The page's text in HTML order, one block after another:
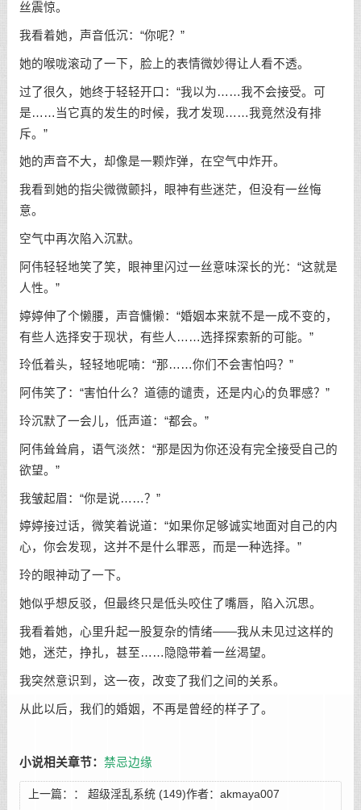
丝震惊。
我看着她，声音低沉：“你呢？”
她的喉咙滚动了一下，脸上的表情微妙得让人看不透。
过了很久，她终于轻轻开口：“我以为……我不会接受。可
是……当它真的发生的时候，我才发现……我竟然没有排
斥。”
她的声音不大，却像是一颗炸弹，在空气中炸开。
我看到她的指尖微微颤抖，眼神有些迷茫，但没有一丝悔
意。
空气中再次陷入沉默。
阿伟轻轻地笑了笑，眼神里闪过一丝意味深长的光：“这就是
人性。”
婷婷伸了个懒腰，声音慵懒：“婚姻本来就不是一成不变的，
有些人选择安于现状，有些人……选择探索新的可能。”
玲低着头，轻轻地呢喃：“那……你们不会害怕吗？”
阿伟笑了：“害怕什么？道德的谴责，还是内心的负罪感？”
玲沉默了一会儿，低声道：“都会。”
阿伟耸耸肩，语气淡然：“那是因为你还没有完全接受自己的
欲望。”
我皱起眉：“你是说……？”
婷婷接过话，微笑着说道：“如果你足够诚实地面对自己的内
心，你会发现，这并不是什么罪恶，而是一种选择。”
玲的眼神动了一下。
她似乎想反驳，但最终只是低头咬住了嘴唇，陷入沉思。
我看着她，心里升起一股复杂的情绪——我从未见过这样的
她，迷茫，挣扎，甚至……隐隐带着一丝渴望。
我突然意识到，这一夜，改变了我们之间的关系。
从此以后，我们的婚姻，不再是曾经的样子了。
小说相关章节： 禁忌边缘
上一篇：： 超级淫乱系统 (149)作者：akmaya007